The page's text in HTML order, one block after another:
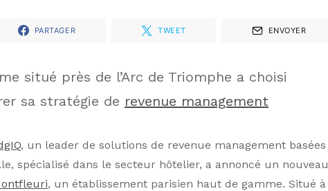
PARTAGER TWEET ENVOYER
situé près de l’Arc de Triomphe a choisi
sa stratégie de revenue management
, un leader de solutions de revenue management basées
spécialisé dans le secteur hôtelier, a annoncé un nouveau
, un établissement parisien haut de gamme. Situé à